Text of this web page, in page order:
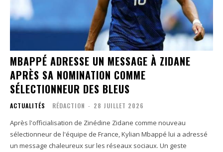
MBAPPÉ ADRESSE UN MESSAGE À ZIDANE
APRÈS SA NOMINATION COMME
SÉLECTIONNEUR DES BLEUS
ACTUALITÉS RÉDACTION - 28 JUILLET 2026
Après l'officialisation de Zinédine Zidane comme nouveau
sélectionneur de l'équipe de France, Kylian Mbappé lui a adressé
un message chaleureux sur les réseaux sociaux. Un geste